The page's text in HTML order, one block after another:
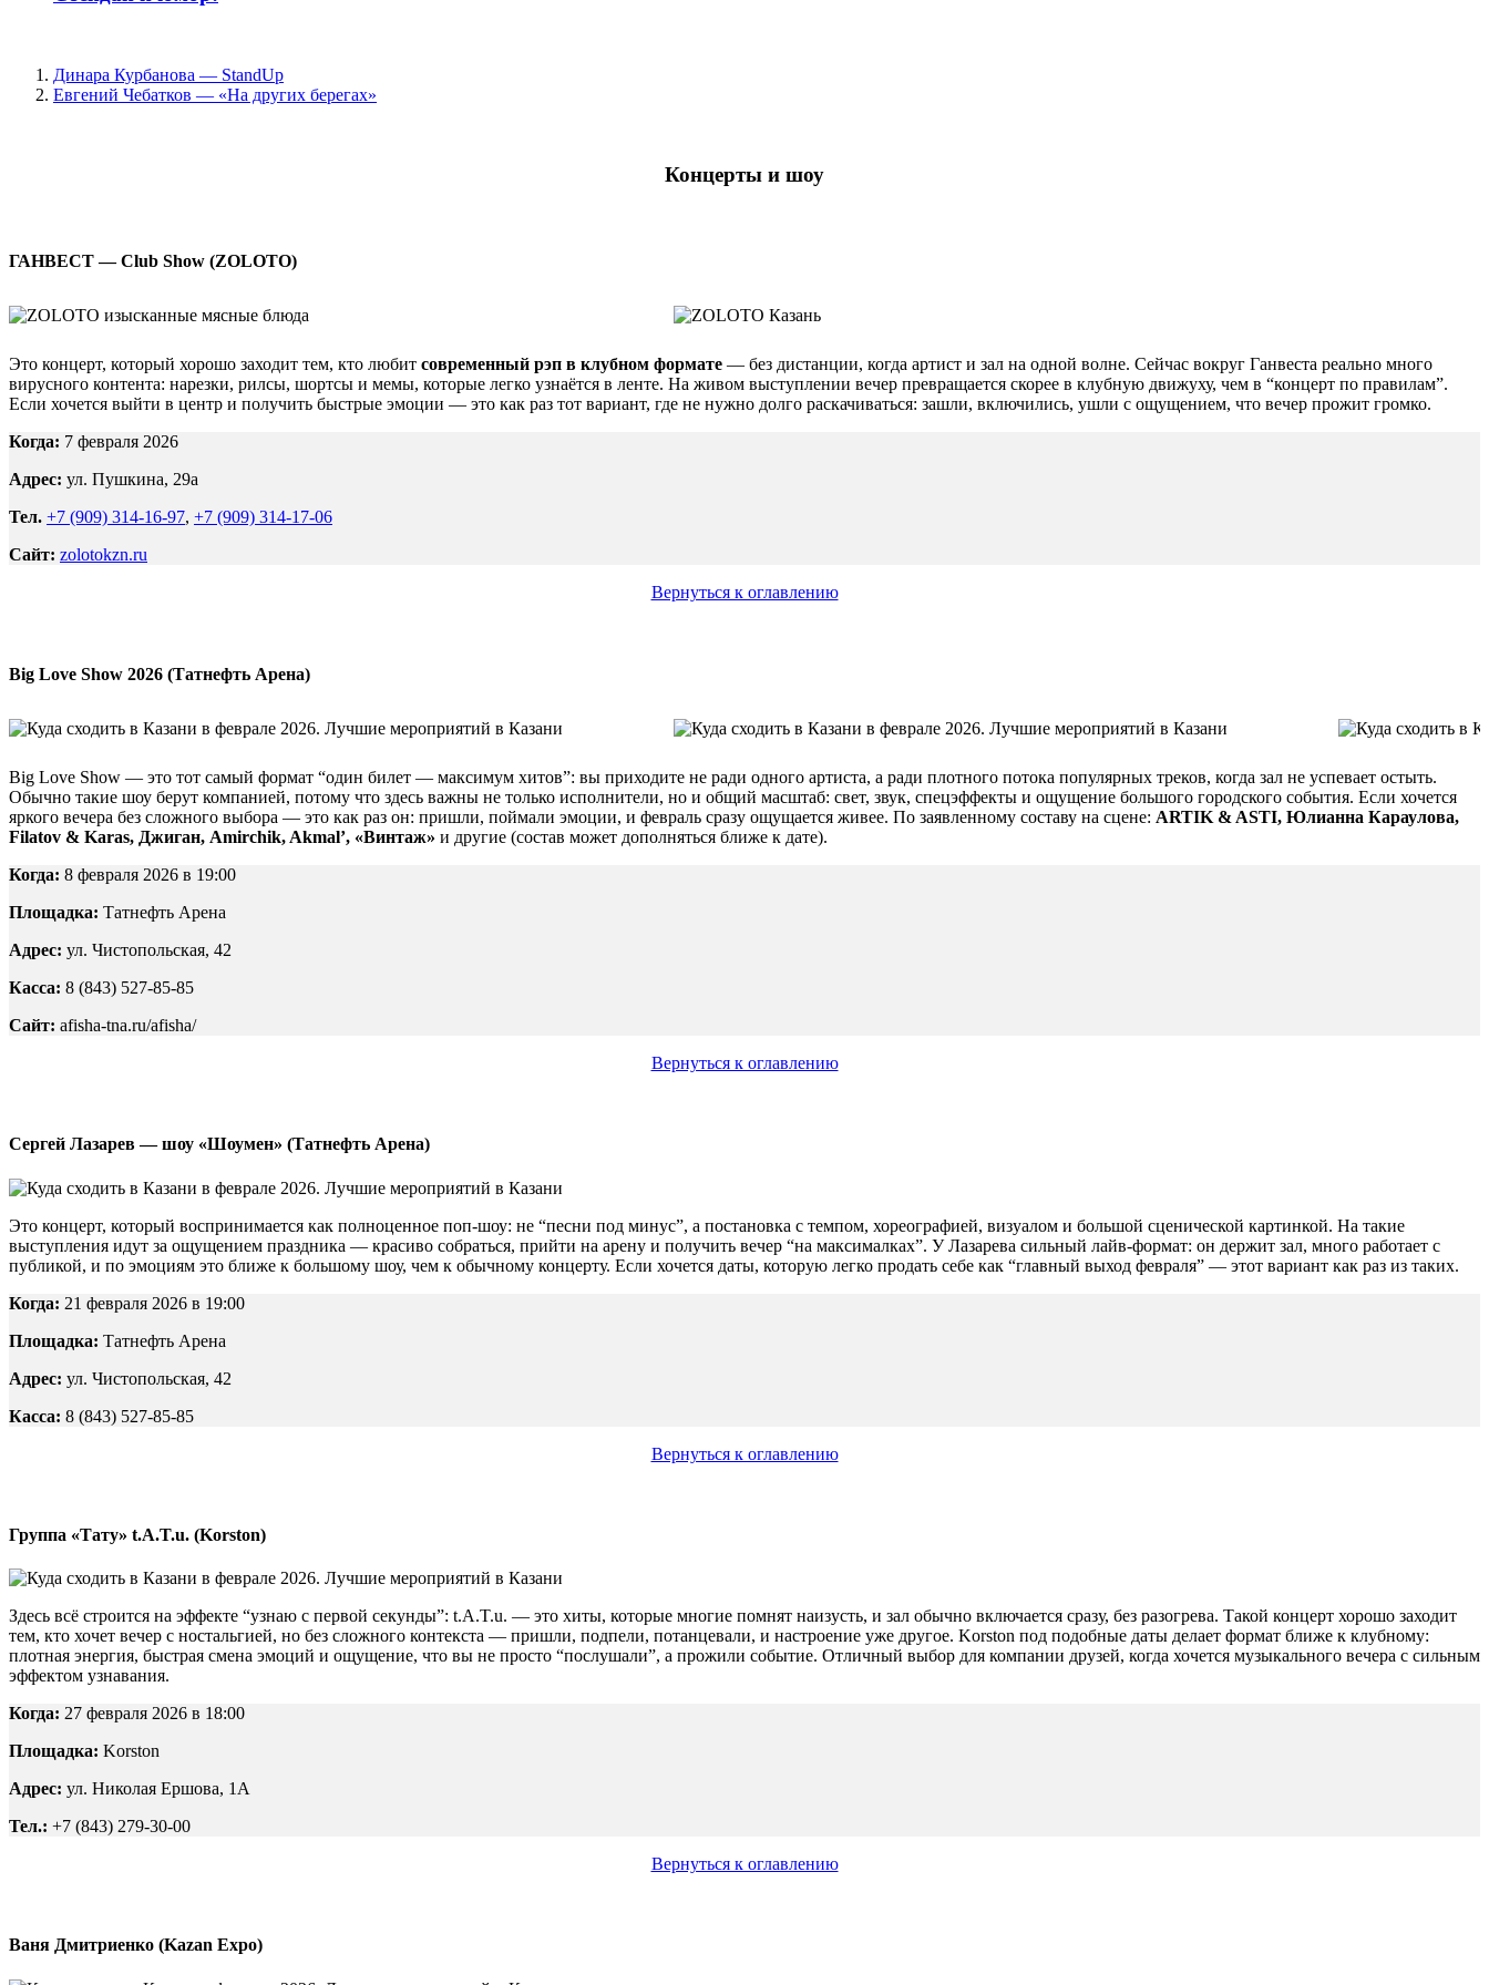
Динара Курбанова — StandUp
Евгений Чебатков — «На других берегах»
Концерты и шоу
ГАНВЕСТ — Club Show (ZOLOTO)
Это концерт, который хорошо заходит тем, кто любит современный рэп в клубном формате — без дистанции, когда артист и зал на одной волне. Сейчас вокруг Ганвеста реально много
вирусного контента: нарезки, рилсы, шортсы и мемы, которые легко узнаётся в ленте. На живом выступлении вечер превращается скорее в клубную движуху, чем в “концерт по правилам”.
Если хочется выйти в центр и получить быстрые эмоции — это как раз тот вариант, где не нужно долго раскачиваться: зашли, включились, ушли с ощущением, что вечер прожит громко.
Когда: 7 февраля 2026
Адрес: ул. Пушкина, 29а
Тел. +7 (909) 314-16-97, +7 (909) 314-17-06
Сайт: zolotokzn.ru
Вернуться к оглавлению
Big Love Show 2026 (Татнефть Арена)
Big Love Show — это тот самый формат “один билет — максимум хитов”: вы приходите не ради одного артиста, а ради плотного потока популярных треков, когда зал не успевает остыть.
Обычно такие шоу берут компанией, потому что здесь важны не только исполнители, но и общий масштаб: свет, звук, спецэффекты и ощущение большого городского события. Если хочется
яркого вечера без сложного выбора — это как раз он: пришли, поймали эмоции, и февраль сразу ощущается живее. По заявленному составу на сцене: ARTIK & ASTI, Юлианна Караулова,
Filatov & Karas, Джиган, Amirchik, Akmal’, «Винтаж» и другие (состав может дополняться ближе к дате).
Когда: 8 февраля 2026 в 19:00
Площадка: Татнефть Арена
Адрес: ул. Чистопольская, 42
Касса: 8 (843) 527-85-85
Сайт: afisha-tna.ru/afisha/
Вернуться к оглавлению
Сергей Лазарев — шоу «Шоумен» (Татнефть Арена)
Это концерт, который воспринимается как полноценное поп-шоу: не “песни под минус”, а постановка с темпом, хореографией, визуалом и большой сценической картинкой. На такие
выступления идут за ощущением праздника — красиво собраться, прийти на арену и получить вечер “на максималках”. У Лазарева сильный лайв-формат: он держит зал, много работает с
публикой, и по эмоциям это ближе к большому шоу, чем к обычному концерту. Если хочется даты, которую легко продать себе как “главный выход февраля” — этот вариант как раз из таких.
Когда: 21 февраля 2026 в 19:00
Площадка: Татнефть Арена
Адрес: ул. Чистопольская, 42
Касса: 8 (843) 527-85-85
Вернуться к оглавлению
Группа «Тату» t.A.T.u. (Korston)
Здесь всё строится на эффекте “узнаю с первой секунды”: t.A.T.u. — это хиты, которые многие помнят наизусть, и зал обычно включается сразу, без разогрева. Такой концерт хорошо заходит
тем, кто хочет вечер с ностальгией, но без сложного контекста — пришли, подпели, потанцевали, и настроение уже другое. Korston под подобные даты делает формат ближе к клубному:
плотная энергия, быстрая смена эмоций и ощущение, что вы не просто “послушали”, а прожили событие. Отличный выбор для компании друзей, когда хочется музыкального вечера с сильным
эффектом узнавания.
Когда: 27 февраля 2026 в 18:00
Площадка: Korston
Адрес: ул. Николая Ершова, 1А
Тел.: +7 (843) 279-30-00
Вернуться к оглавлению
Ваня Дмитриенко (Kazan Expo)